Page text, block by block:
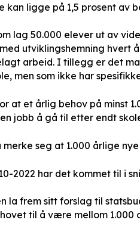
kan ligge på 1,5 prosent av
lag 50.000 elever ut av
utviklingshemning hvert
arbeid. I tillegg er det
men som ikke har
at et årlig behov på minst
jobb å gå til etter endt
merke seg at 1.000 årlige
2022 har det kommet til i
la frem sitt forslag til
til å være mellom